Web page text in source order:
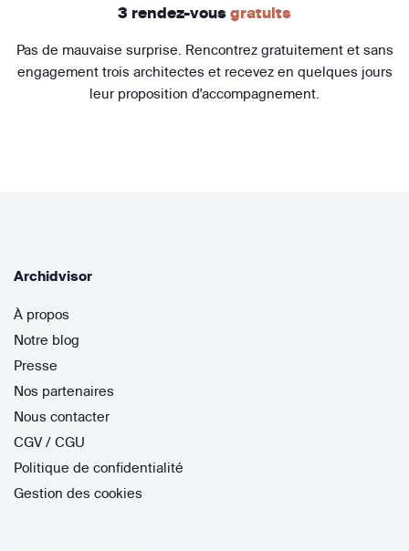
3 rendez-vous gratuits
Pas de mauvaise surprise. Rencontrez gratuitement et sans
engagement trois architectes et recevez en quelques jours
leur proposition d'accompagnement.
Archidvisor
À propos
Notre blog
Presse
Nos partenaires
Nous contacter
CGV / CGU
Politique de confidentialité
Gestion des cookies